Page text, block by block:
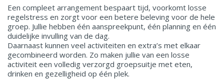
Een compleet arrangement bespaart tijd, voorkomt losse
regelstress en zorgt voor een betere beleving voor de hele
groep. Jullie hebben één aanspreekpunt, één planning en één
duidelijke invulling van de dag.
Daarnaast kunnen veel activiteiten en extra’s met elkaar
gecombineerd worden. Zo maken jullie van een losse
activiteit een volledig verzorgd groepsuitje met eten,
drinken en gezelligheid op één plek.